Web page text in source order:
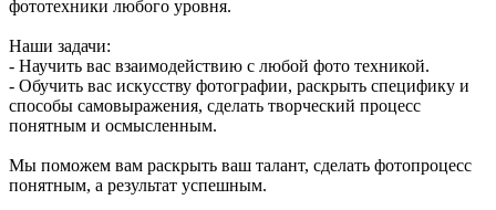
фототехники любого уровня.
Наши задачи:
- Научить вас взаимодействию с любой фото техникой.
- Обучить вас искусству фотографии, раскрыть специфику и
способы самовыражения, сделать творческий процесс
понятным и осмысленным.
Мы поможем вам раскрыть ваш талант, сделать фотопроцесс
понятным, а результат успешным.